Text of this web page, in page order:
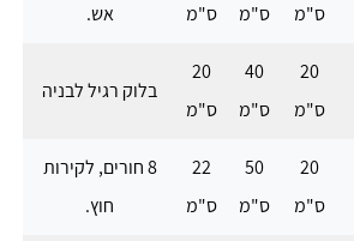
ס"מ
ס"מ
ס"מ
אש.
20
ס"מ
40
ס"מ
20
ס"מ
בלוק רגיל לבניה
20
ס"מ
50
ס"מ
22
ס"מ
8 חורים, לקירות
חוץ.